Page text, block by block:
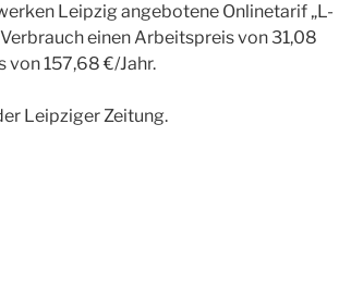
Leipzig angebotene Onlinetarif „L-
einen Arbeitspreis von 31,08
von 157,68 €/Jahr.
Leipziger Zeitung.